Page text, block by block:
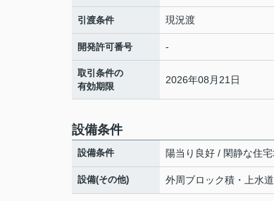
引渡条件 現況渡
開発許可番号 -
取引条件の
有効期限
2026年08月21日
設備条件
設備条件 陽当り良好 / 閑静な住
設備(その他) 外周ブロック積・上水